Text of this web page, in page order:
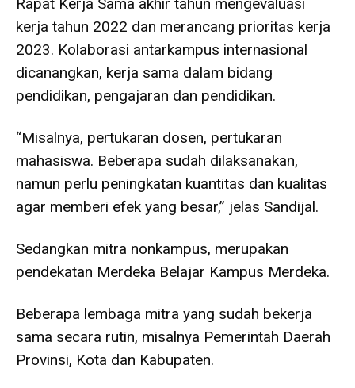
Rapat Kerja Sama akhir tahun mengevaluasi
kerja tahun 2022 dan merancang prioritas kerja
2023. Kolaborasi antarkampus internasional
dicanangkan, kerja sama dalam bidang
pendidikan, pengajaran dan pendidikan.
“Misalnya, pertukaran dosen, pertukaran
mahasiswa. Beberapa sudah dilaksanakan,
namun perlu peningkatan kuantitas dan kualitas
agar memberi efek yang besar,” jelas Sandijal.
Sedangkan mitra nonkampus, merupakan
pendekatan Merdeka Belajar Kampus Merdeka.
Beberapa lembaga mitra yang sudah bekerja
sama secara rutin, misalnya Pemerintah Daerah
Provinsi, Kota dan Kabupaten.